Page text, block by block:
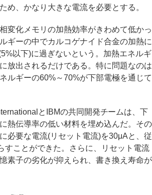
め、かなり大きな電流を必要とする。
変化メモリの加熱効率がきわめて低かっ
ギーの中でカルコゲナイド合金の加熱に
以下)に過ぎないという。加熱エネルギ
放出されるだけである。特に問題なのは
ルギーの60%～70%が下部電極を通じて
とIBMの共同開発チームは、下
熱伝導率の低い材料を埋め込んだ。その
必要な電流(リセット電流)を30μAと、従
すことができた。さらに、リセット電流
素子の劣化が抑えられ、書き換え寿命が